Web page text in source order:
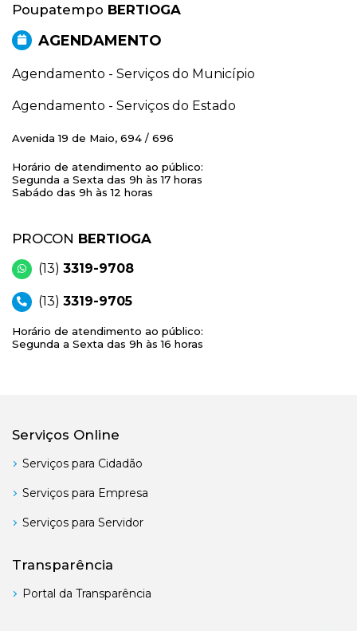
Poupatempo BERTIOGA
AGENDAMENTO
Agendamento - Serviços do Município
Agendamento - Serviços do Estado
Avenida 19 de Maio, 694 / 696
Horário de atendimento ao público:
Segunda a Sexta das 9h às 17 horas
Sabádo das 9h às 12 horas
PROCON BERTIOGA
(13) 3319-9708
(13) 3319-9705
Horário de atendimento ao público:
Segunda a Sexta das 9h às 16 horas
Serviços Online
Serviços para Cidadão
Serviços para Empresa
Serviços para Servidor
Transparência
Portal da Transparência